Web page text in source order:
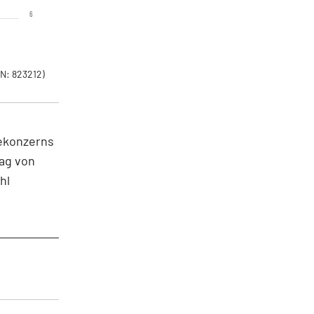
6
823212)
von